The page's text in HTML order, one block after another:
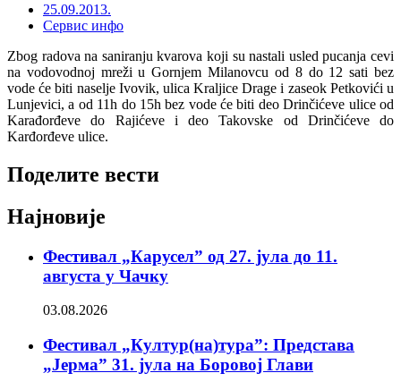
25.09.2013.
Сервис инфо
Zbog radova na saniranju kvarova koji su nastali usled pucanja cevi
na vodovodnoj mreži u Gornjem Milanovcu od 8 do 12 sati bez
vode će biti naselje Ivovik, ulica Kraljice Drage i zaseok Petkovići u
Lunjevici, a od 11h do 15h bez vode će biti deo Drinčićeve ulice od
Karađorđeve do Rajićeve i deo Takovske od Drinčićeve do
Karđorđeve ulice.
Поделите вести
Најновије
Фестивал „Карусел” од 27. јула до 11.
августа у Чачку
03.08.2026
Фестивал „Култур(на)тура”: Представа
„Јерма” 31. јула на Боровој Глави